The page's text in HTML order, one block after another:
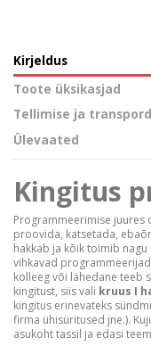
Kirjeldus
Toote üksikasjad
Tellimise ja
Ülevaated
Kingitus
Programmeerimise juures
proovida, katsetada,
hakkab ja kõik toimib
vihkavad
kolleeg või lähedane teeb
kingitust, siis vali kruus I
kingitus erinevateks
firma ühisüritused jne.).
asukoht tassil ja edasi